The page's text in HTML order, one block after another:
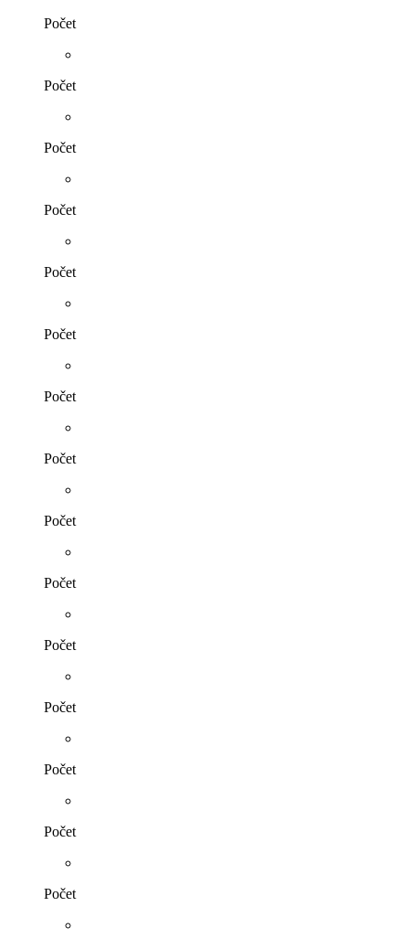
Počet
Počet
Počet
Počet
Počet
Počet
Počet
Počet
Počet
Počet
Počet
Počet
Počet
Počet
Počet